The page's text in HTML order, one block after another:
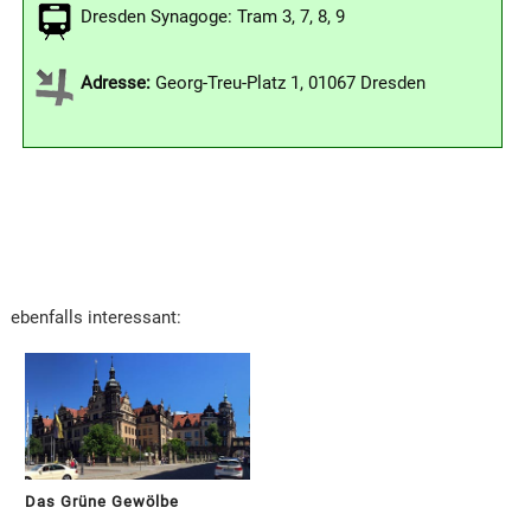
Dresden Synagoge: Tram 3, 7, 8, 9
Adresse: Georg-Treu-Platz 1, 01067 Dresden
ebenfalls interessant:
Das Grüne Gewölbe